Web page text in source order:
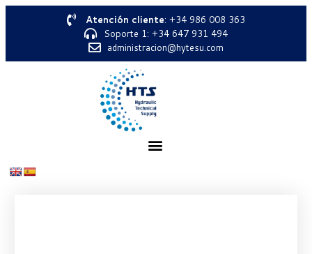
Atención cliente: +34 986 008 363
Soporte 1: +34 647 931 494
administracion@hytesu.com